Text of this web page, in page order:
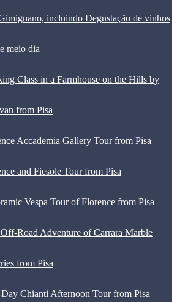
incluindo Degustação de vinhos
meio dia
Class in a Farmhouse on the Hills by
from Pisa
Accademia Gallery Tour from Pisa
and Fiesole Tour from Pisa
Vespa Tour of Florence from Pisa
Road Adventure of Carrara Marble
from Pisa
Chianti Afternoon Tour from Pisa